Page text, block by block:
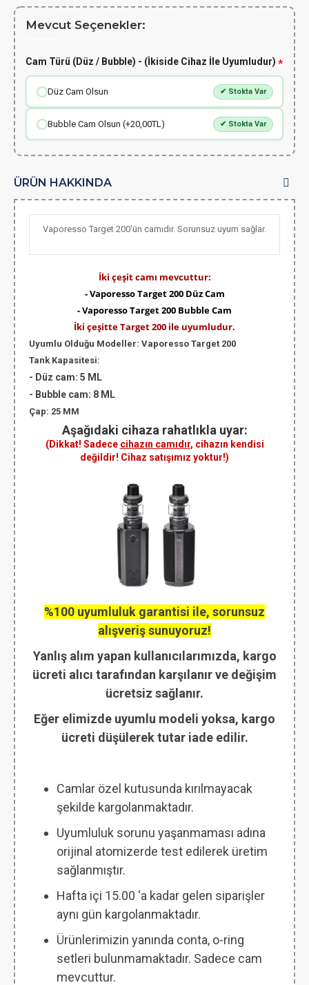
Mevcut Seçenekler:
Cam Türü (Düz / Bubble) - (İkiside Cihaz İle Uyumludur)
Düz Cam Olsun ✔ Stokta Var
Bubble Cam Olsun (+20,00TL) ✔ Stokta Var
ÜRÜN HAKKINDA
Vaporesso Target 200'ün camıdır. Sorunsuz uyum sağlar.
İki çeşit camı mevcuttur:
- Vaporesso Target 200 Düz Cam
- Vaporesso Target 200 Bubble Cam
İki çeşitte Target 200 ile uyumludur.
Uyumlu Olduğu Modeller: Vaporesso Target 200
Tank Kapasitesi:
- Düz cam: 5 ML
- Bubble cam: 8 ML
Çap: 25 MM
Aşağıdaki cihaza rahatlıkla uyar:
(Dikkat! Sadece cihazın camıdır, cihazın kendisi
değildir! Cihaz satışımız yoktur!)
%100 uyumluluk garantisi ile, sorunsuz
alışveriş sunuyoruz!
Yanlış alım yapan kullanıcılarımızda, kargo
ücreti alıcı tarafından karşılanır ve değişim
ücretsiz sağlanır.
Eğer elimizde uyumlu modeli yoksa, kargo
ücreti düşülerek tutar iade edilir.
Camlar özel kutusunda kırılmayacak
şekilde kargolanmaktadır.
Uyumluluk sorunu yaşanmaması adına
orijinal atomizerde test edilerek üretim
sağlanmıştır.
Hafta içi 15.00 'a kadar gelen siparişler
aynı gün kargolanmaktadır.
Ürünlerimizin yanında conta, o-ring
setleri bulunmamaktadır. Sadece cam
mevcuttur.